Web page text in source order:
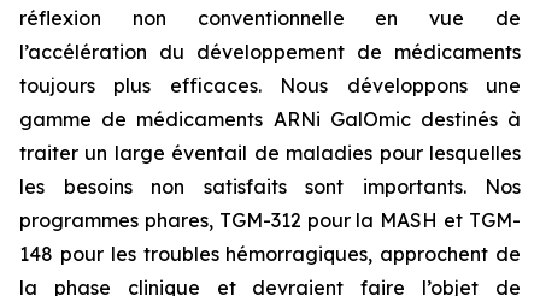
réflexion non conventionnelle en vue de
l’accélération du développement de médicaments
toujours plus efficaces. Nous développons une
gamme de médicaments ARNi GalOmic destinés à
traiter un large éventail de maladies pour lesquelles
les besoins non satisfaits sont importants. Nos
programmes phares, TGM-312 pour la MASH et TGM-
148 pour les troubles hémorragiques, approchent de
la phase clinique et devraient faire l’objet de